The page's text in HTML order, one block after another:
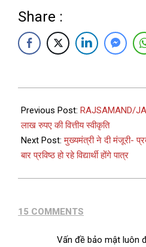
Share :
Previous Post: RAJSAMAND/
लाख रुपए की वित्तीय स्वीकृति
Next Post:मुख्यमंत्री ने दी मंजूरी-
बार प्रविष्ठ हो रहे विद्यार्थी होंगे पात्र
15 COMMENTS
Vấn đề bảo mật luôn